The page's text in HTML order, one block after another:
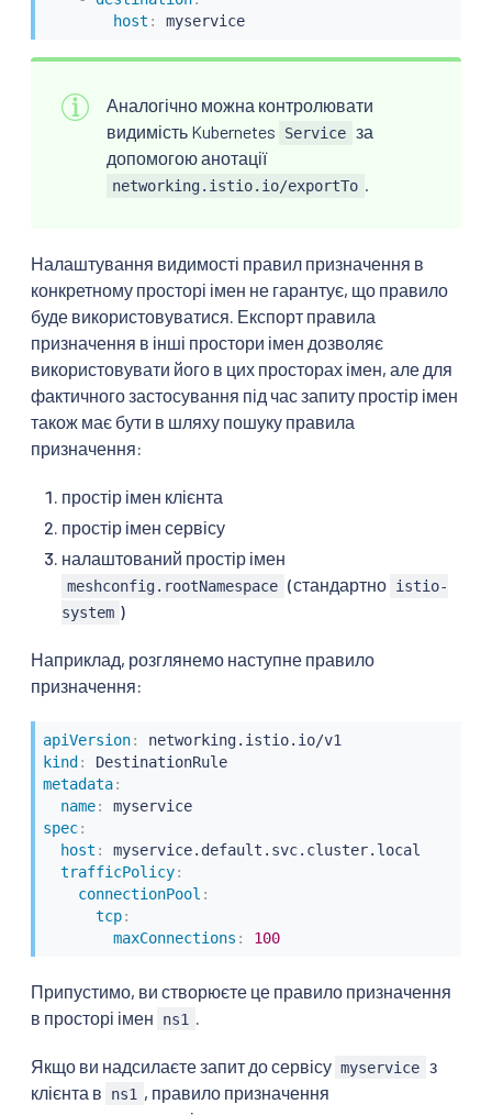
host : myservice
Аналогічно можна контролювати
видимість Kubernetes
Service за
допомогою анотації
networking.istio.io/exportTo .
Налаштування видимості правил призначення в
конкретному просторі імен не гарантує, що правило
буде використовуватися. Експорт правила
призначення в інші простори імен дозволяє
використовувати його в цих просторах імен, але для
фактичного застосування під час запиту простір імен
також має бути в шляху пошуку правила
призначення:
простір імен клієнта
простір імен сервісу
налаштований простір імен
meshconfig.rootNamespace (стандартно istio-
system )
Наприклад, розглянемо наступне правило
призначення:
apiVersion:
kind :
DestinationRule
metadata:
name:
myservice
spec:
host :
myservice.default.svc.cluster.local
trafficPolicy:
connectionPool :
tcp:
maxConnections : 100
Припустимо, ви створюєте це правило призначення
в просторі імен
ns1
Якщо ви надсилаєте запит до сервісу myservice з
клієнта в
ns1 , правило призначення